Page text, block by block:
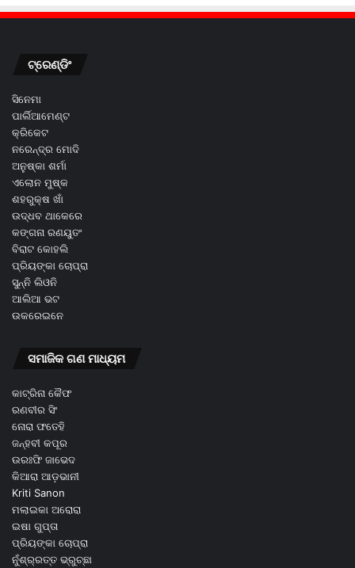
ଟ୍ରେଣ୍ଡିଂ
ସିନେମା
ପାର୍ଲିଆମେଣ୍ଟ
କ୍ରିକେଟ
ନରେନ୍ଦ୍ର ମୋଦି
ଅନୁଷ୍କା ଶର୍ମା
ଏଲୋନ ମୁଷ୍କ
ଶହରୁକ୍ଷ ଖାଁ
ଉଦ୍ଧବ ଥାକେରେ
କଙ୍ଗନା ରଣୟୁତଂ
ବିରାଟ କୋହଲି
ପ୍ରିୟଙ୍କା ଚୋପ୍ରା
ସୁନ୍ନି ଲିଓନି
ଆଲିଆ ଭଟ
ଉକରେଇନେ
ସମାଜିକ ଗଣ ମାଧ୍ୟମ
କାଟ୍ରିନା କୈଫ
ରଣବୀର ସିଂ
ନୋରା ଫତେହି
ଜନ୍ହବୀ କପୂର
ଉରଃଫି ଜାଭେଦ
କିଆରା ଆଡ଼ଭାନୀ
Kriti Sanon
ମଲାଇକା ଅରୋରା
ଇଷା ଗୁପ୍ତା
ପ୍ରିୟଙ୍କା ଚୋପ୍ରା
ନୁଁଶ୍ର୍ରତ୍ତ ଭ୍ରୁଚ୍ଛା